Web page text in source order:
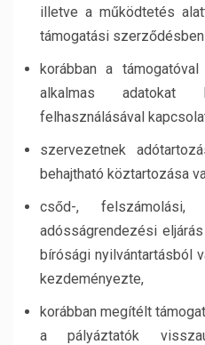
illetve a működtetés
támogatási
korábban a
alkalmas
felhasználásával
szervezetnek
behajtható köztartozása
csőd-, felszámolási,
adósságrendezési
bírósági nyilvántartásból
kezdeményezte,
korábban megítélt
a pályáztatók